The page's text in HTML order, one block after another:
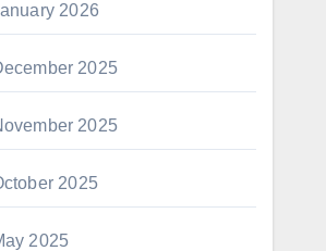
2026
2025
2025
2025
2025